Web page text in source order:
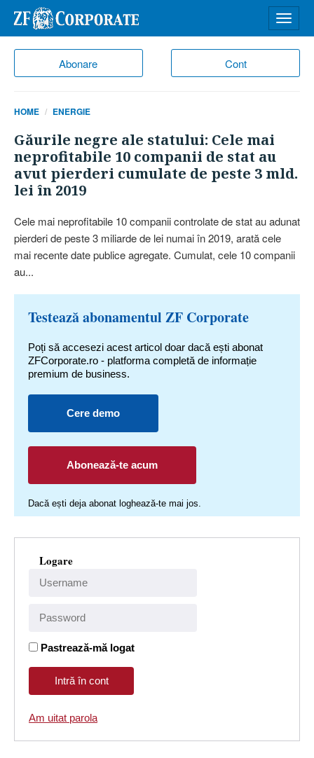
Abonare Cont
meniu
HOME ENERGIE
Găurile negre ale statului: Cele mai
neprofitabile 10 companii de stat au
avut pierderi cumulate de peste 3 mld.
lei în 2019
Cele mai neprofitabile 10 companii controlate de stat au adunat
pierderi de peste 3 miliarde de lei numai în 2019, arată cele
mai recente date publice agregate. Cumulat, cele 10 companii
au...
Testează abonamentul ZF Corporate
Poți să accesezi acest articol doar dacă ești abonat
ZFCorporate.ro - platforma completă de informație
premium de business.
Cere demo
Abonează-te acum
Dacă ești deja abonat loghează-te mai jos.
Logare
Pastrează-mă logat
Am uitat parola